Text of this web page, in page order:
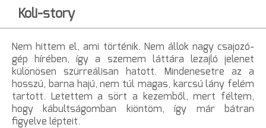
Koli-story
Nem hittem el, ami történik. Nem állok nagy csajozó-
gép hírében, így a szemem láttára lezajló jelenet
különösen szürreálisan hatott. Mindenesetre az a
hosszú, barna hajú, nem túl magas, karcsú lány felém
tartott. Letettem a sört a kezemből, mert féltem,
hogy kábultságomban kiöntöm, így már bátran
figyelve lépteit.